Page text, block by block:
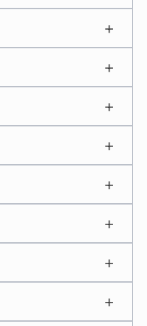
+
+
+
+
+
+
+
+